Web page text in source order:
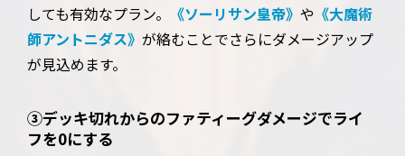
しても有効なプラン。
《ソーリサン皇帝》 や 《大魔術
師アントニダス》 が絡むことでさらにダメージアップ
が見込めます。
③デッキ切れからのファティーグダメージでライ
フを0にする